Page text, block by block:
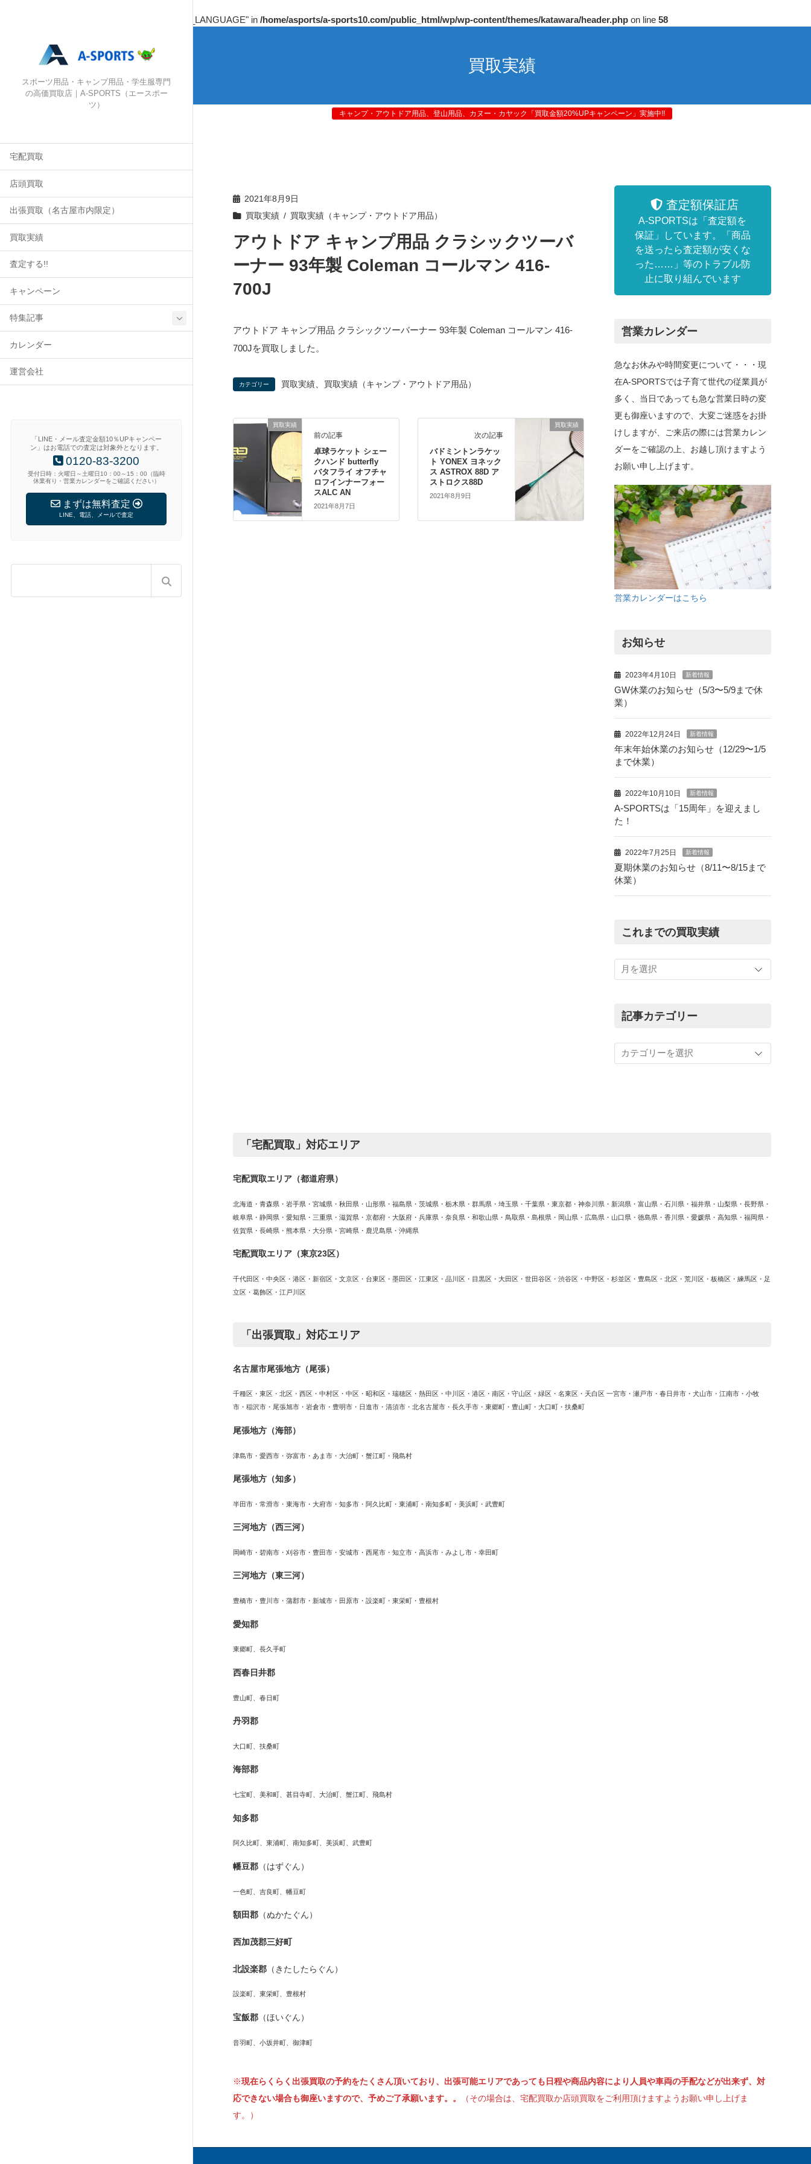
: Undefined array key "HTTP_ACCEPT_LANGUAGE" in /home/asports/a-sports10.com/public_html/wp/wp-content/themes/katawara/header.php on line 58
スポーツ用品・キャンプ用品・学生服専門
の高価買取店｜A-SPORTS（エースポー
ツ）
宅配買取
店頭買取
出張買取（名古屋市内限定）
買取実績
査定する!!
キャンペーン
特集記事
カレンダー
運営会社
「LINE・メール査定金額10％UPキャンペー
ン」はお電話での査定は対象外となります。
0120-83-3200
受付日時：火曜日～土曜日10：00～15：00（臨時
休業有り・営業カレンダーをご確認ください）
まずは無料査定
LINE、電話、メールで査定
買取実績
キャンプ・アウトドア用品、登山用品、カヌー・カヤック「買取金額20%UPキャンペーン」実施中!!
2021年8月9日
買取実績
買取実績（キャンプ・アウトドア用品）
アウトドア キャンプ用品 クラシックツーバ
ーナー 93年製 Coleman コールマン 416-
700J
アウトドア キャンプ用品 クラシックツーバーナー 93年製 Coleman コールマン 416-
700Jを買取しました。
カテゴリー 買取実績 買取実績（キャンプ・アウトドア用品）
買取実績
前の記事
卓球ラケット シェー
クハンド butterfly
バタフライ オフチャ
ロフインナーフォー
スALC AN
2021年8月7日
買取実績
次の記事
バドミントンラケッ
ト YONEX ヨネック
ス ASTROX 88D ア
ストロクス88D
2021年8月9日
査定額保証店
A-SPORTSは「査定額を
保証」しています。「商品
を送ったら査定額が安くな
った……」等のトラブル防
止に取り組んでいます
営業カレンダー
急なお休みや時間変更について・・・現
在A-SPORTSでは子育て世代の従業員が
多く、当日であっても急な営業日時の変
更も御座いますので、大変ご迷惑をお掛
けしますが、ご来店の際には営業カレン
ダーをご確認の上、お越し頂けますよう
お願い申し上げます。
営業カレンダーはこちら
お知らせ
2023年4月10日 新着情報
GW休業のお知らせ（5/3〜5/9まで休
業）
2022年12月24日 新着情報
年末年始休業のお知らせ（12/29〜1/5
まで休業）
2022年10月10日 新着情報
A-SPORTSは「15周年」を迎えまし
た！
2022年7月25日 新着情報
夏期休業のお知らせ（8/11〜8/15まで
休業）
これまでの買取実績
ま
買
績
記事カテゴリー
事
カ
「宅配買取」対応エリア
宅配買取エリア（都道府県）
北海道・青森県・岩手県・宮城県・秋田県・山形県・福島県・茨城県・栃木県・群馬県・埼玉県・千葉県・東京都・神奈川県・新潟県・富山県・石川県・福井県・山梨県・長野県・
岐阜県・静岡県・愛知県・三重県・滋賀県・京都府・大阪府・兵庫県・奈良県・和歌山県・鳥取県・島根県・岡山県・広島県・山口県・徳島県・香川県・愛媛県・高知県・福岡県・
佐賀県・長崎県・熊本県・大分県・宮崎県・鹿児島県・沖縄県
宅配買取エリア（東京23区）
千代田区・中央区・港区・新宿区・文京区・台東区・墨田区・江東区・品川区・目黒区・大田区・世田谷区・渋谷区・中野区・杉並区・豊島区・北区・荒川区・板橋区・練馬区・足
立区・葛飾区・江戸川区
「出張買取」対応エリア
名古屋市尾張地方（尾張）
千種区・東区・北区・西区・中村区・中区・昭和区・瑞穂区・熱田区・中川区・港区・南区・守山区・緑区・名東区・天白区 一宮市・瀬戸市・春日井市・犬山市・江南市・小牧
市・稲沢市・尾張旭市・岩倉市・豊明市・日進市・清須市・北名古屋市・長久手市・東郷町・豊山町・大口町・扶桑町
尾張地方（海部）
津島市・愛西市・弥富市・あま市・大治町・蟹江町・飛島村
尾張地方（知多）
半田市・常滑市・東海市・大府市・知多市・阿久比町・東浦町・南知多町・美浜町・武豊町
三河地方（西三河）
岡崎市・碧南市・刈谷市・豊田市・安城市・西尾市・知立市・高浜市・みよし市・幸田町
三河地方（東三河）
豊橋市・豊川市・蒲郡市・新城市・田原市・設楽町・東栄町・豊根村
愛知郡
東郷町、長久手町
西春日井郡
豊山町、春日町
丹羽郡
大口町、扶桑町
海部郡
七宝町、美和町、甚目寺町、大治町、蟹江町、飛島村
知多郡
阿久比町、東浦町、南知多町、美浜町、武豊町
幡豆郡 （はずぐん）
一色町、吉良町、幡豆町
額田郡 （ぬかたぐん）
西加茂郡三好町
北設楽郡 （きたしたらぐん）
設楽町、東栄町、豊根村
宝飯郡 （ほいぐん）
音羽町、小坂井町、御津町
※現在らくらく出張買取の予約をたくさん頂いており、出張可能エリアであっても日程や商品内容により人員や車両の手配などが出来ず、対
応できない場合も御座いますので、予めご了承願います。。
（その場合は、宅配買取か店頭買取をご利用頂けますようお願い申し上げま
す。）